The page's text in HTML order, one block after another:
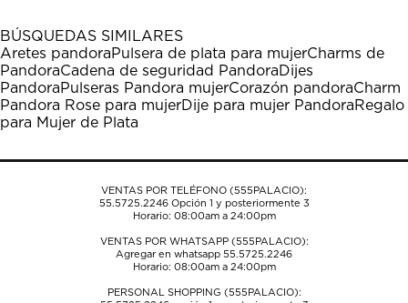
1
estrella
Esta
acción
abrirá
el
formulario
envío.
estrellas.
Esta
acción
abrirá
el
formulario
envío.
estrellas.
Esta
acción
abrirá
el
formulario
envío.
estrellas.
Esta
acción
abrirá
el
formulario
envío.
estrellas.
Esta
acción
abrirá
el
formulario
envío.
BÚSQUEDAS SIMILARES
Aretes pandoraPulsera de plata para mujerCharms de
PandoraCadena de seguridad Pandora Dijes
PandoraPulseras Pandora mujerCorazón pandoraCharm
Pandora Rose para mujerDije para mujer PandoraRegalo
para Mujer de Plata
VENTAS POR TELÉFONO (555PALACIO):
55.5725.2246Opción 1 y posteriormente 3
Horario: 08:00am a 24:00pm
VENTAS POR WHATSAPP (555PALACIO):
Agregar en whatsapp 55.5725.2246
Horario: 08:00am a 24:00pm
PERSONAL SHOPPING (555PALACIO):